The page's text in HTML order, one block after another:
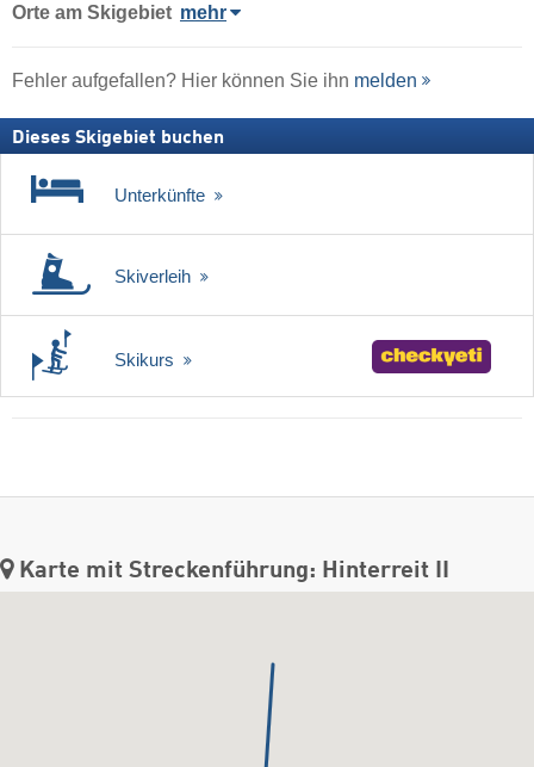
Orte am Skigebiet mehr
Fehler aufgefallen? Hier können Sie ihn melden
Dieses Skigebiet buchen
Unterkünfte
Skiverleih
Skikurs
Karte mit Streckenführung: Hinterreit II